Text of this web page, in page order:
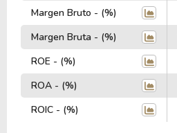
Margen Bruto - (%)
Margen Bruta - (%)
ROE - (%)
ROA - (%)
ROIC - (%)